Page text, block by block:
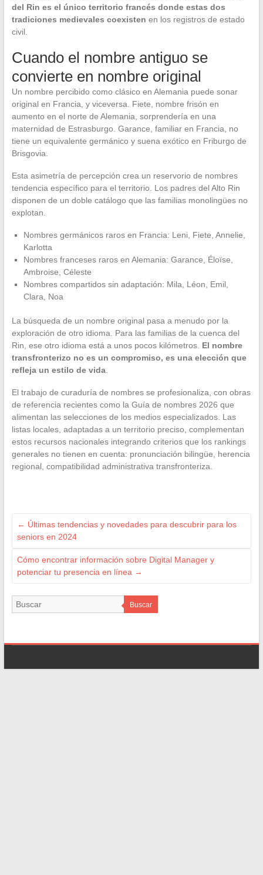
del Rin es el único territorio francés donde estas dos
tradiciones medievales coexisten en los registros de estado
civil.
Cuando el nombre antiguo se
convierte en nombre original
Un nombre percibido como clásico en Alemania puede sonar
original en Francia, y viceversa. Fiete, nombre frisón en
aumento en el norte de Alemania, sorprendería en una
maternidad de Estrasburgo. Garance, familiar en Francia, no
tiene un equivalente germánico y suena exótico en Friburgo de
Brisgovia.
Esta asimetría de percepción crea un reservorio de nombres
tendencia específico para el territorio. Los padres del Alto Rin
disponen de un doble catálogo que las familias monolingües no
explotan.
Nombres germánicos raros en Francia: Leni, Fiete, Annelie,
Karlotta
Nombres franceses raros en Alemania: Garance, Éloïse,
Ambroise, Céleste
Nombres compartidos sin adaptación: Mila, Léon, Emil,
Clara, Noa
La búsqueda de un nombre original pasa a menudo por la
exploración de otro idioma. Para las familias de la cuenca del
Rin, ese otro idioma está a unos pocos kilómetros. El nombre
transfronterizo no es un compromiso, es una elección que
refleja un estilo de vida.
El trabajo de curaduría de nombres se profesionaliza, con obras
de referencia recientes como la Guía de nombres 2026 que
alimentan las selecciones de los medios especializados. Las
listas locales, adaptadas a un territorio preciso, complementan
estos recursos nacionales integrando criterios que los rankings
generales no tienen en cuenta: pronunciación bilingüe, herencia
regional, compatibilidad administrativa transfronteriza.
← Últimas tendencias y novedades para descubrir para los
seniors en 2024
Cómo encontrar información sobre Digital Manager y
potenciar tu presencia en línea →
Buscar